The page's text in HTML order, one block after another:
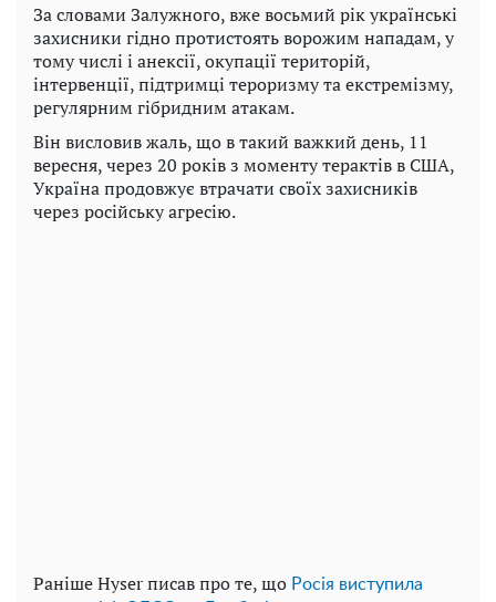
За словами Залужного, вже восьмий рік українські
захисники гідно протистоять ворожим нападам, у
тому числі і анексії, окупації територій,
інтервенції, підтримці тероризму та екстремізму,
регулярним гібридним атакам.
Він висловив жаль, що в такий важкий день, 11
вересня, через 20 років з моменту терактів в США,
Україна продовжує втрачати своїх захисників
через російську агресію.
Раніше Hyser писав про те, що Росія виступила